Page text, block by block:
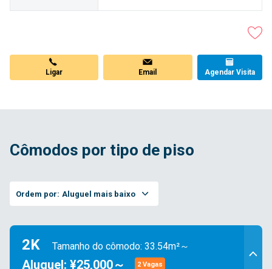
Ligar Email Agendar Visita
Cômodos por tipo de piso
Ordem por: Aluguel mais baixo
2K Tamanho do cômodo: 33.54m²～
Aluguel: ¥25,000～ 2 Vagas